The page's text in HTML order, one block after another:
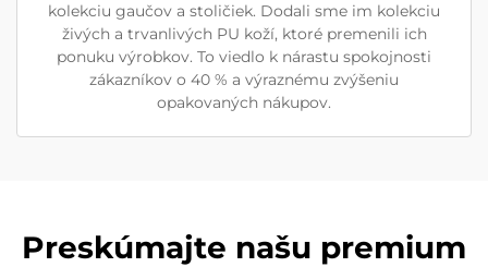
kolekciu gaučov a stoličiek. Dodali sme im kolekciu
živých a trvanlivých PU koží, ktoré premenili ich
ponuku výrobkov. To viedlo k nárastu spokojnosti
zákazníkov o 40 % a výraznému zvýšeniu
opakovaných nákupov.
Preskúmajte našu premium